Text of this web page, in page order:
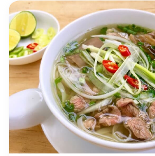
nhắc và lựa chọn địa điểm thuê xe
đáng tin cậy và chất lượng đảm